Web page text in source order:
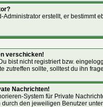
erstellt, er bestimmt
verschicken!
bist nicht registriert bzw.
zutreffen sollte, solltest du ihn
Nachrichten!
System für Private
den jeweiligen Benutzer